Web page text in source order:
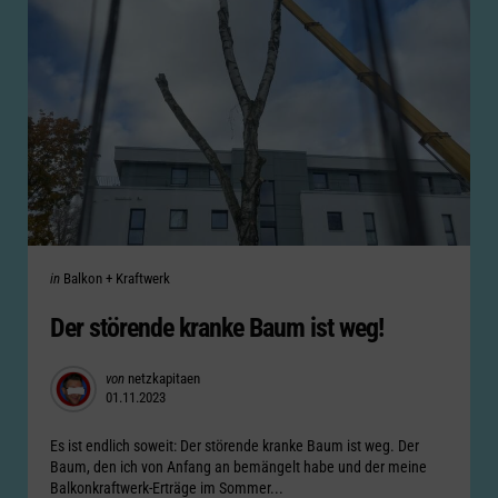
Categories
Posted
in Balkon + Kraftwerk
Der störende kranke Baum ist weg!
Posted
by
von netzkapitaen
01.11.2023
Es ist endlich soweit: Der störende kranke Baum ist weg. Der
Baum, den ich von Anfang an bemängelt habe und der meine
Balkonkraftwerk-Erträge im Sommer...